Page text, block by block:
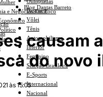
Basquete
Vôlei
Tênis
Automobilismo
Interior
Feminino
Seleção Brasileira
E-Sports
Internacional
Nacional
e Negócios Em Foco
Blog Dantas Barreto
causam
do novo
às 15:05